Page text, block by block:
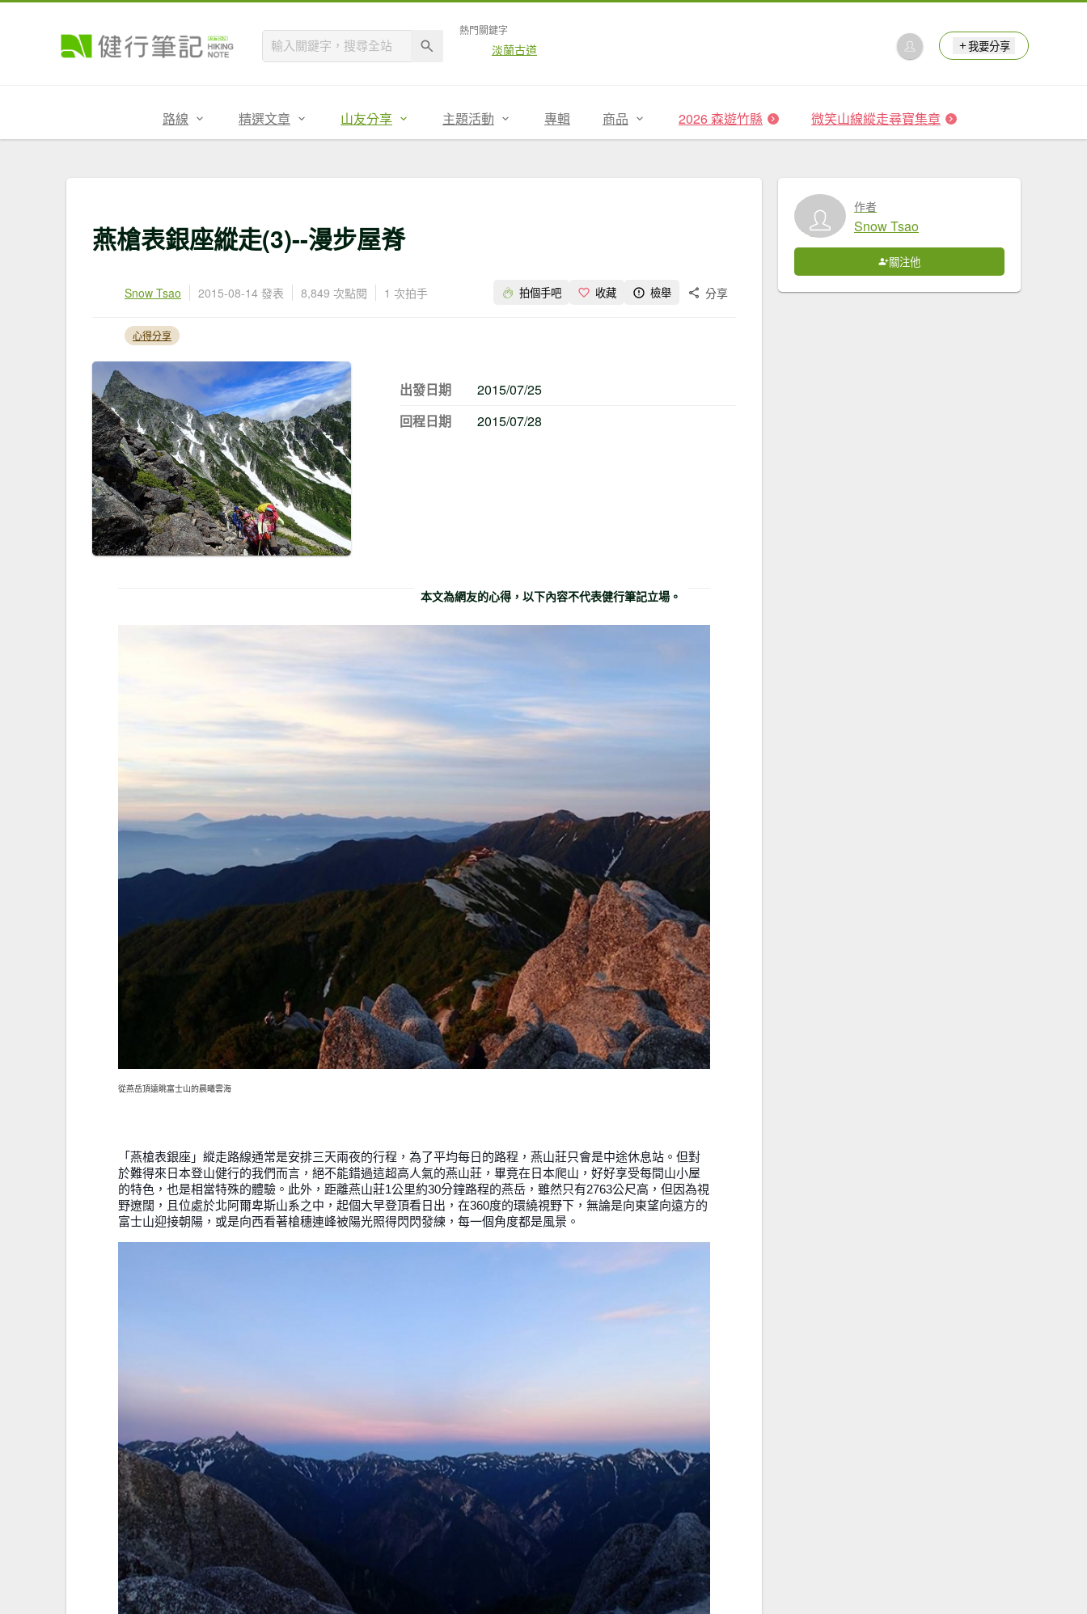
熱門關鍵字
淡蘭古道 我要分享
路線 精選文章 山友分享 主題活動 專輯 商品 2026 森遊竹縣 微笑山線縱走尋寶集章
燕槍表銀座縱走(3)--漫步屋脊
Snow Tsao 2015-08-14 發表 8,849 次點閱 1 次拍手 拍個手吧 收藏 檢舉 分享
心得分享
出發日期
2015/07/25
回程日期
2015/07/28
本文為網友的心得，以下內容不代表健行筆記立場。
從燕岳頂遠眺富士山的晨曦雲海
「燕槍表銀座」縱走路線通常是安排三天兩夜的行程，為了平均每日的路程，燕山莊只會是中途休息站。但對
於難得來日本登山健行的我們而言，絕不能錯過這超高人氣的燕山莊，畢竟在日本爬山，好好享受每間山小屋
的特色，也是相當特殊的體驗。此外，距離燕山莊1公里約30分鐘路程的燕岳，雖然只有2763公尺高，但因為視
野遼闊，且位處於北阿爾卑斯山系之中，起個大早登頂看日出，在360度的環繞視野下，無論是向東望向遠方的
富士山迎接朝陽，或是向西看著槍穗連峰被陽光照得閃閃發練，每一個角度都是風景。
作者
Snow Tsao
關注他